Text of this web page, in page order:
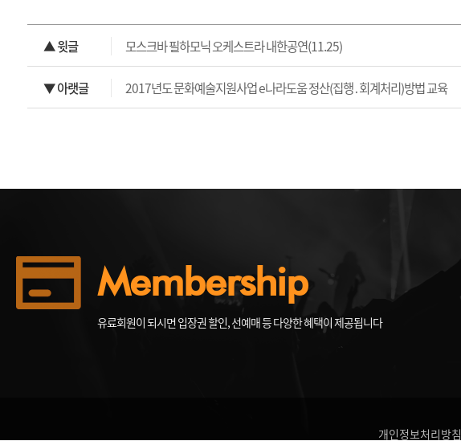
▲ 윗글 모스크바 필하모닉 오케스트라 내한공연(11.25)
▼ 아랫글 2017년도 문화예술지원사업 e나라도움 정산(집행․회계처리)방법 교육
Membership
유료회원이 되시면 입장권 할인, 선예매 등 다양한 혜택이 제공됩니다
개인정보처리방침